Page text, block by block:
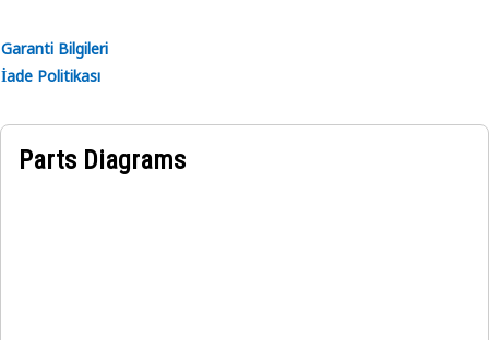
Garanti Bilgileri
İade Politikası
Parts Diagrams